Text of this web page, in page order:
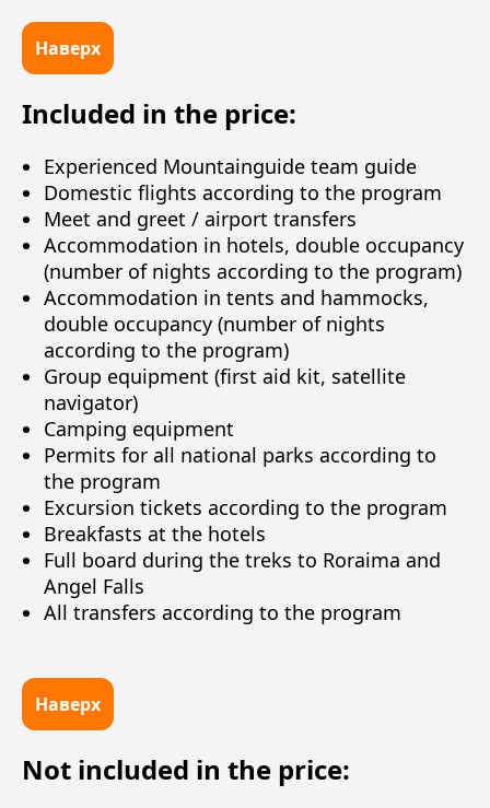
Наверх
Included in the price:
Experienced Mountainguide team guide
Domestic flights according to the program
Meet and greet / airport transfers
Accommodation in hotels, double occupancy
(number of nights according to the program)
Accommodation in tents and hammocks,
double occupancy (number of nights
according to the program)
Group equipment (first aid kit, satellite
navigator)
Camping equipment
Permits for all national parks according to
the program
Excursion tickets according to the program
Breakfasts at the hotels
Full board during the treks to Roraima and
Angel Falls
All transfers according to the program
Наверх
Not included in the price: